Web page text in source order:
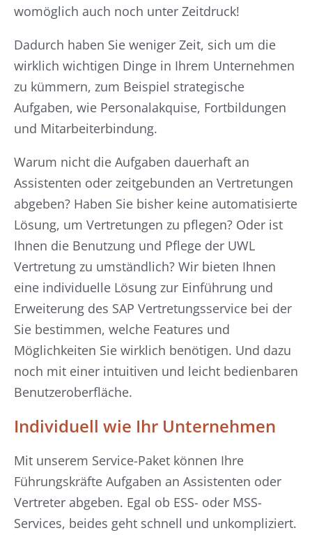
womöglich auch noch unter Zeitdruck!
Dadurch haben Sie weniger Zeit, sich um die
wirklich wichtigen Dinge in Ihrem Unternehmen
zu kümmern, zum Beispiel strategische
Aufgaben, wie Personalakquise, Fortbildungen
und Mitarbeiterbindung.
Warum nicht die Aufgaben dauerhaft an
Assistenten oder zeitgebunden an Vertretungen
abgeben? Haben Sie bisher keine automatisierte
Lösung, um Vertretungen zu pflegen? Oder ist
Ihnen die Benutzung und Pflege der UWL
Vertretung zu umständlich? Wir bieten Ihnen
eine individuelle Lösung zur Einführung und
Erweiterung des SAP Vertretungsservice bei der
Sie bestimmen, welche Features und
Möglichkeiten Sie wirklich benötigen. Und dazu
noch mit einer intuitiven und leicht bedienbaren
Benutzeroberfläche.
Individuell wie Ihr Unternehmen
Mit unserem Service-Paket können Ihre
Führungskräfte Aufgaben an Assistenten oder
Vertreter abgeben. Egal ob ESS- oder MSS-
Services, beides geht schnell und unkompliziert.